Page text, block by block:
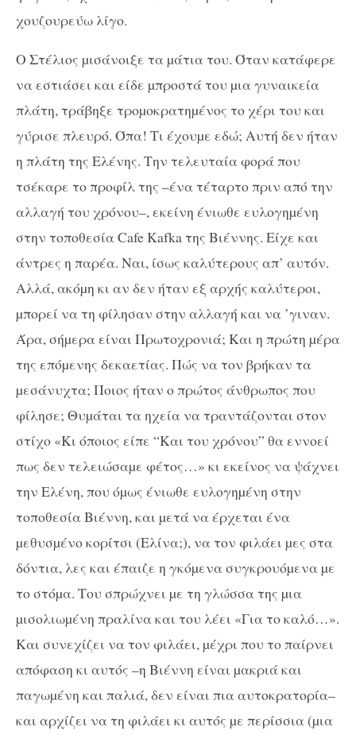
χουζουρεύω λίγο.
Ο Στέλιος µισάνοιξε τα µάτια του. Όταν κατάφερε
να εστιάσει και είδε µπροστά του µια γυναικεία
πλάτη, τράβηξε τροµοκρατηµένος το χέρι του και
γύρισε πλευρό. Όπα! Τι έχουµε εδώ; Αυτή δεν ήταν
η πλάτη της Ελένης. Την τελευταία φορά που
τσέκαρε το προφίλ της –ένα τέταρτο πριν από την
αλλαγή του χρόνου–, εκείνη ένιωθε ευλογηµένη
στην τοποθεσία Cafe Kafka της Βιέννης. Είχε και
άντρες η παρέα. Ναι, ίσως καλύτερους απ’ αυτόν.
Αλλά, ακόµη κι αν δεν ήταν εξ αρχής καλύτεροι,
µπορεί να τη φίλησαν στην αλλαγή και να ’γιναν.
Άρα, σήµερα είναι Πρωτοχρονιά; Και η πρώτη µέρα
της επόµενης δεκαετίας. Πώς να τον βρήκαν τα
µεσάνυχτα; Ποιος ήταν ο πρώτος άνθρωπος που
φίλησε; Θυµάται τα ηχεία να τραντάζονται στον
στίχο «Κι όποιος είπε “Και του χρόνου” θα εννοεί
πως δεν τελειώσαµε φέτος…» κι εκείνος να ψάχνει
την Ελένη, που όµως ένιωθε ευλογηµένη στην
τοποθεσία Βιέννη, και µετά να έρχεται ένα
µεθυσµένο κορίτσι (Ελίνα;), να τον φιλάει µες στα
δόντια, λες και έπαιζε η γκόµενα συγκρουόµενα µε
το στόµα. Του σπρώχνει µε τη γλώσσα της µια
µισολιωµένη πραλίνα και του λέει «Για το καλό…».
Και συνεχίζει να τον φιλάει, µέχρι που το παίρνει
απόφαση κι αυτός –η Βιέννη είναι µακριά και
παγωµένη και παλιά, δεν είναι πια αυτοκρατορία–
και αρχίζει να τη φιλάει κι αυτός µε περίσσια (µια